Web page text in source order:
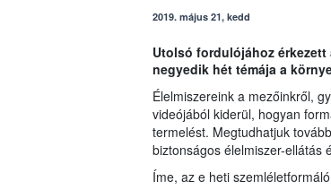
2019. május 21, kedd
Utolsó fordulójához érkezett
negyedik hét témája a
Élelmiszereink a mezőinkről,
videójából kiderül, hogyan
termelést. Megtudhatjuk
biztonságos élelmiszer-ellátás
Íme, az e heti